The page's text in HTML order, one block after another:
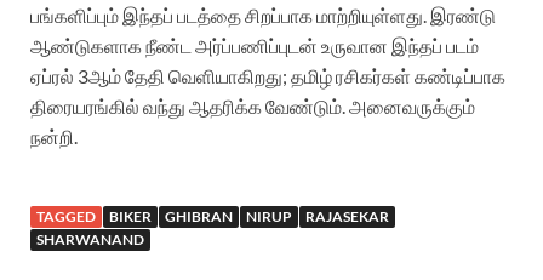
பங்களிப்பும் இந்தப் படத்தை சிறப்பாக மாற்றியுள்ளது. இரண்டு
ஆண்டுகளாக நீண்ட அர்ப்பணிப்புடன் உருவான இந்தப் படம்
ஏப்ரல் 3ஆம் தேதி வெளியாகிறது; தமிழ் ரசிகர்கள் கண்டிப்பாக
திரையரங்கில் வந்து ஆதரிக்க வேண்டும். அனைவருக்கும்
நன்றி.
TAGGED BIKER GHIBRAN NIRUP
RAJASEKAR
SHARWANAND